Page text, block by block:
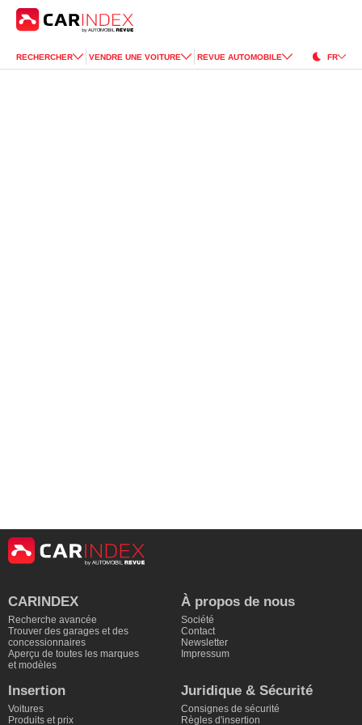
RECHERCHER VENDRE UNE VOITURE REVUE AUTOMOBILE FR
CARINDEX
Recherche avancée
Trouver des garages et des
concessionnaires
Aperçu de toutes les marques
et modèles
À propos de nous
Société
Contact
Newsletter
Impressum
Insertion
Voitures
Produits et prix
Juridique & Sécurité
Consignes de sécurité
Règles d'insertion